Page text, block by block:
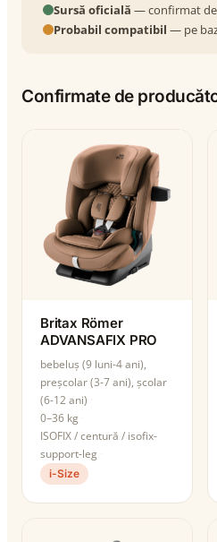
Sursă oficială — confirmat
Probabil compatibil — pe
Confirmate de
Britax Römer
ADVANSAFIX PRO
bebeluș (9 luni-4 ani),
preșcolar (3-7 ani), școlar
(6-12 ani)
0–36 kg
ISOFIX / centură / isofix-
support-leg
i-Size